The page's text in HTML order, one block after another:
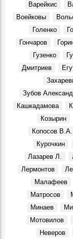
Варейкис
Воейковы
Голенко
Гончаров
Гузенко
Дмитриев
Зубов
Кашкадамова
Козырин
Копосов В.А.
Курочкин
Лазарев Л.
Лермонтов
Малафеев
Матросов
Минаев
Мотовилов
Неверов